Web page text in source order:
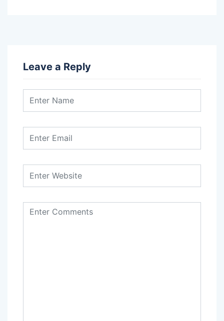
Leave a Reply